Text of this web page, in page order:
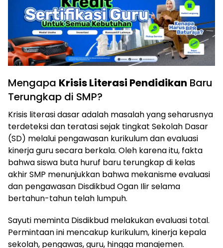
Mengapa Krisis Literasi Pendidikan Baru
Terungkap di SMP?
Krisis literasi dasar adalah masalah yang seharusnya
terdeteksi dan teratasi sejak tingkat Sekolah Dasar
(SD) melalui pengawasan kurikulum dan evaluasi
kinerja guru secara berkala. Oleh karena itu, fakta
bahwa siswa buta huruf baru terungkap di kelas
akhir SMP menunjukkan bahwa mekanisme evaluasi
dan pengawasan Disdikbud Ogan Ilir selama
bertahun-tahun telah lumpuh.
Sayuti meminta Disdikbud melakukan evaluasi total.
Permintaan ini mencakup kurikulum, kinerja kepala
sekolah, pengawas, guru, hingga manajemen.